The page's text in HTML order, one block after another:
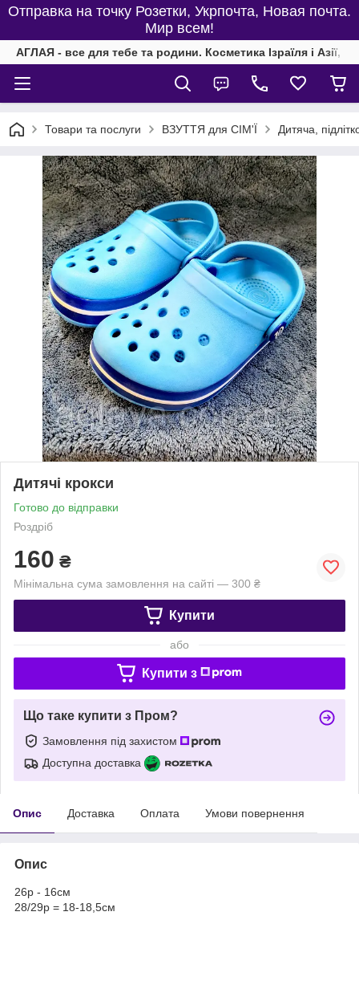
Отправка на точку Розетки, Укрпочта, Новая почта.
Мир всем!
АГЛАЯ - все для тебе та родини. Косметика Ізраїля і Азії,
Товари та послуги ВЗУТТЯ для СІМ'Ї Дитяча,
Дитячі крокси
Готово до відправки
Роздріб
160 ₴
Мінімальна сума замовлення на сайті — 300 ₴
Купити
або
Купити з
Що таке купити з Пром?
Замовлення під захистом
Доступна доставка
Опис Доставка Оплата Умови повернення
Опис
26р - 16см
28/29р = 18-18,5см